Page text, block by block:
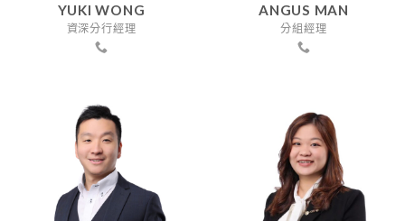
YUKI WONG
資深分行經理
ANGUS MAN
分組經理